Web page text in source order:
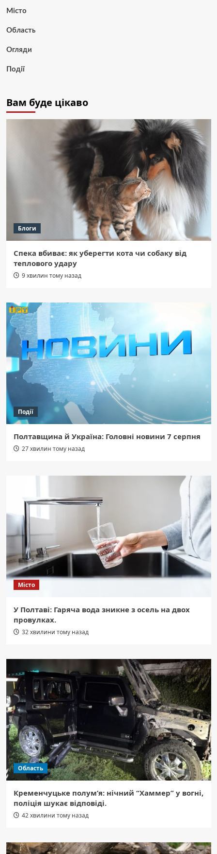
Місто
Область
Огляди
Події
Вам буде цікаво
Блоги
Спека вбиває: як уберегти кота чи собаку від
теплового удару
9 хвилин тому назад
Події
Полтавщина й Україна: Головні новини 7 серпня
27 хвилин тому назад
Місто
У Полтаві: Гаряча вода зникне з осель на двох
провулках.
32 хвилини тому назад
Область
Кременчуцьке полум’я: нічний “Хаммер” у вогні,
поліція шукає відповіді.
42 хвилини тому назад